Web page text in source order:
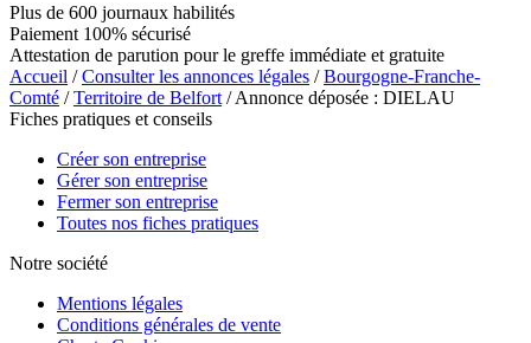
Plus de 600 journaux habilités
Paiement 100% sécurisé
Attestation de parution pour le greffe immédiate et gratuite
Accueil /Consulter les annonces légales /Bourgogne-Franche-
Comté /Territoire de Belfort / Annonce déposée : DIELAU
Fiches pratiques et conseils
Créer son entreprise
Gérer son entreprise
Fermer son entreprise
Toutes nos fiches pratiques
Notre société
Mentions légales
Conditions générales de vente